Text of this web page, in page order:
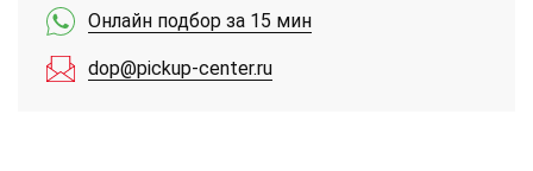
Онлайн подбор за 15 мин
dop@pickup-center.ru